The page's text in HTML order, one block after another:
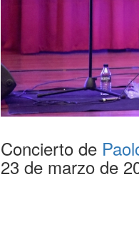
Concierto de
23 de marzo de